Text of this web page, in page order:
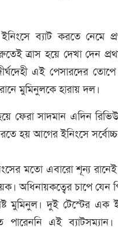
ইনিংসে ব্যাট করতে নেমে
ত্রাস হয়ে দেখা দেন
এই পেসারদের
মুমিনুলকে হারায় দল।
ফেরা সাদমান এদিন
হয় আগের ইনিংসে
মতো এবারো শূন্য রানেই
অধিনায়কত্বের চাপে যেন
মুমিনুল। দুই টেস্টের এক
পারেননি এই